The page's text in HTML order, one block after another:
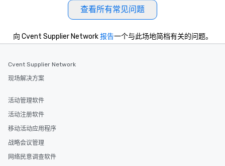
查看所有常见问题
向 Cvent Supplier Network报告一个与此场地简档有关的问题。
Cvent Supplier Network
现场解决方案
活动管理软件
活动注册软件
移动活动应用程序
战略会议管理
网络民意调查软件